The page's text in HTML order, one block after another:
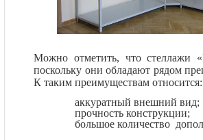
Можно отметить, чтостеллажи
поскольку они обладают рядом
К таким преимуществам относится:
аккуратный внешний вид;
прочность конструкции;
большое количество